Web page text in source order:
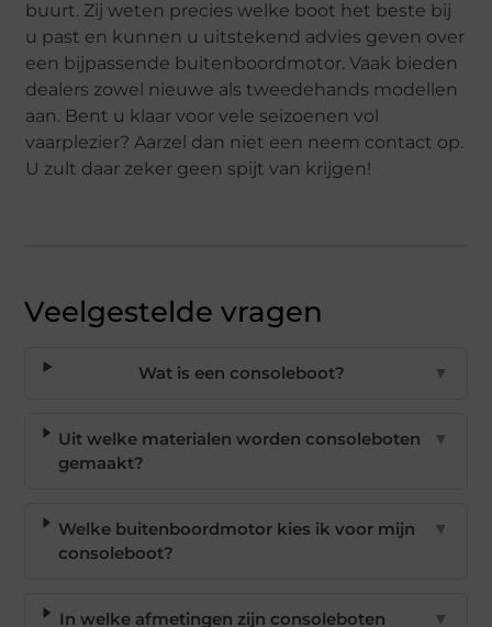
buurt. Zij weten precies welke boot het beste bij
u past en kunnen u uitstekend advies geven over
een bijpassende buitenboordmotor. Vaak bieden
dealers zowel nieuwe als tweedehands modellen
aan. Bent u klaar voor vele seizoenen vol
vaarplezier? Aarzel dan niet een neem contact op.
U zult daar zeker geen spijt van krijgen!
Veelgestelde vragen
Wat is een consoleboot? ▼
Uit welke materialen worden consoleboten
gemaakt?
▼
Welke buitenboordmotor kies ik voor mijn
consoleboot?
▼
In welke afmetingen zijn consoleboten ▼